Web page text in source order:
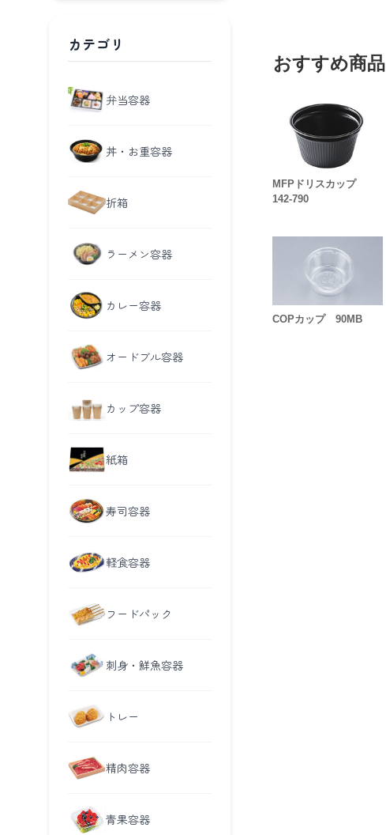
おすすめ商品
MFPドリスカップ
142-790
COPカップ 90MB
カテゴリ
弁当容器
丼・お重容器
折箱
ラーメン容器
カレー容器
オードブル容器
カップ容器
紙箱
寿司容器
軽食容器
フードパック
刺身・鮮魚容器
トレー
精肉容器
青果容器